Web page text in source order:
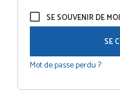
SE SOUVENIR DE MOI
SE
Mot de passe perdu ?